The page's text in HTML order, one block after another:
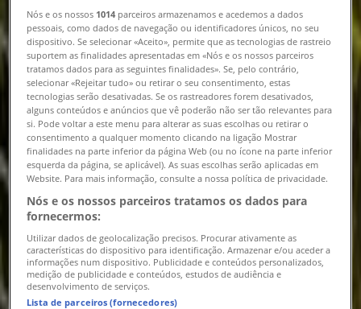
Vista rápida de ofertas em Pronto
Wash em Porto
Categoria:Bancos e Serviços
Estamos quase a publicar ofertas de Pronto Wash
Publicidade
Nós e os nossos 1014 parceiros armazenamos e acedemos a dados
pessoais, como dados de navegação ou identificadores únicos, no seu
dispositivo. Se selecionar «Aceito», permite que as tecnologias de rastreio
suportem as finalidades apresentadas em «Nós e os nossos parceiros
tratamos dados para as seguintes finalidades». Se, pelo contrário,
selecionar «Rejeitar tudo» ou retirar o seu consentimento, estas
tecnologias serão desativadas. Se os rastreadores forem desativados,
alguns conteúdos e anúncios que vê poderão não ser tão relevantes para
si. Pode voltar a este menu para alterar as suas escolhas ou retirar o
consentimento a qualquer momento clicando na ligação Mostrar
finalidades na parte inferior da página Web (ou no ícone na parte inferior
esquerda da página, se aplicável). As suas escolhas serão aplicadas em
Website. Para mais informação, consulte a nossa política de privacidade.
Nós e os nossos parceiros tratamos os dados para
fornecermos:
Utilizar dados de geolocalização precisos. Procurar ativamente as
características do dispositivo para identificação. Armazenar e/ou aceder a
informações num dispositivo. Publicidade e conteúdos personalizados,
medição de publicidade e conteúdos, estudos de audiência e
desenvolvimento de serviços.
Lista de parceiros (fornecedores)